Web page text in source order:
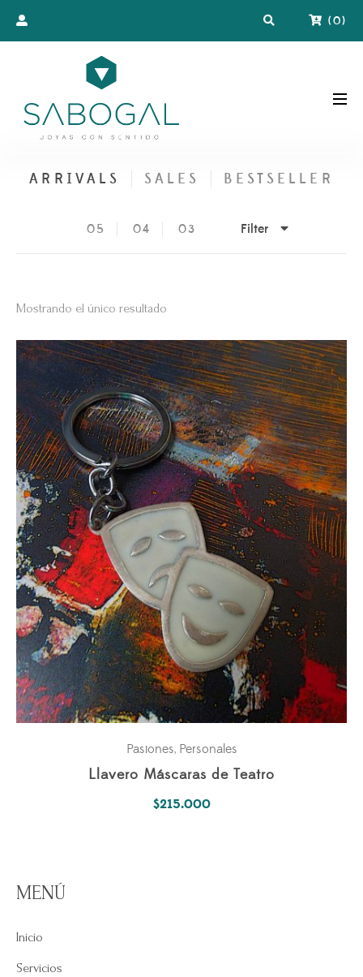
(0)
ARRIVALS SALES BESTSELLER
05 04 03 Filter
Mostrando el único resultado
Pasiones, Personales
Llavero Máscaras de Teatro
$215.000
MENÚ
Inicio
Servicios